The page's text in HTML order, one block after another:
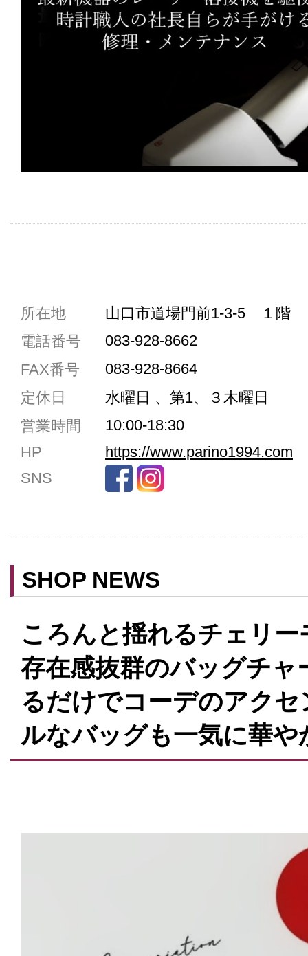
共通駐車券加盟店
共用トイレ
女性用トイレ
ベビールーム
禁煙
予約可
所在地
山口市道場門前1-3-5 １階
電話番号
083-928-8662
FAX番号
083-928-8664
定休日
水曜日 、第1、３木曜日
営業時間
10:00-18:30
HP
https://www.parino1994.com
SNS
SHOP NEWS
ころんと揺れるチェリ
存在感抜群のバッグチ
るだけでコーデのアク
ルなバッグも一気に華や